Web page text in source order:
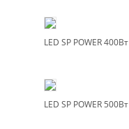
LED SP POWER 400Вт
LED SP POWER 500Вт